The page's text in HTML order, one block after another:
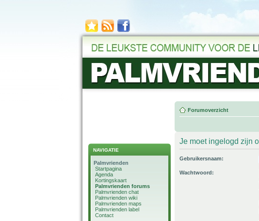
NAVIGATIE
Palmvrienden
Startpagina
Agenda
Kortingskaart
Palmvrienden forums
Palmvrienden chat
Palmvrienden wiki
Palmvrienden maps
Palmvrienden label
Contact
Forumoverzicht
Je moet ingelogd zijn
Gebruikersnaam:
Wachtwoord: